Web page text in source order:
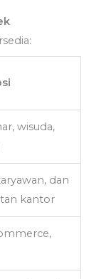
wisuda,
dan
kantor